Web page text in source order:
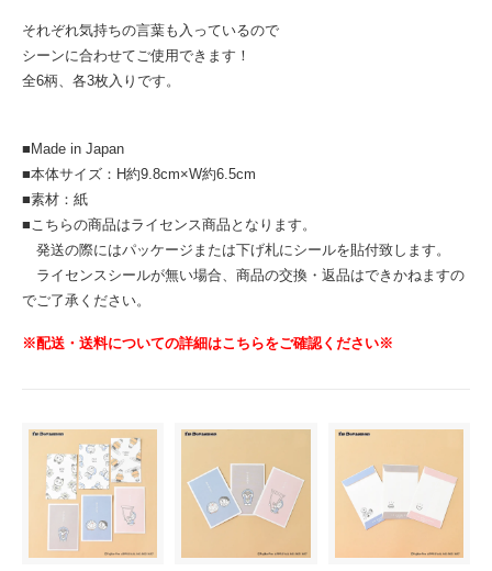
それぞれ気持ちの言葉も入っているので
シーンに合わせてご使用できます！
全6柄、各3枚入りです。
■Made in Japan
■本体サイズ：H約9.8cm×W約6.5cm
■素材：紙
■こちらの商品はライセンス商品となります。
発送の際にはパッケージまたは下げ札にシールを貼付致します。
ライセンスシールが無い場合、商品の交換・返品はできかねますの
でご了承ください。
※配送・送料についての詳細はこちらをご確認ください※